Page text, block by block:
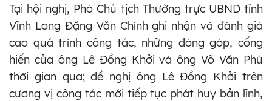
Tại hội nghị, Phó Chủ tịch Thường trực UBND tỉnh
Vĩnh Long Đặng Văn Chính ghi nhận và đánh giá
cao quá trình công tác, những đóng góp, cống
hiến của ông Lê Đồng Khởi và ông Võ Văn Phú
thời gian qua; đề nghị ông Lê Đồng Khởi trên
cương vị công tác mới tiếp tục phát huy bản lĩnh,